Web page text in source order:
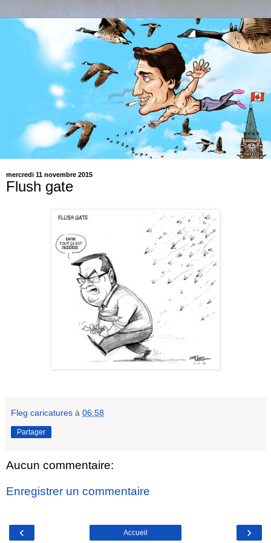
mercredi 11 novembre 2015
Flush gate
Fleg caricatures à 06:58
Partager
Aucun commentaire:
Enregistrer un commentaire
‹ ›
Accueil